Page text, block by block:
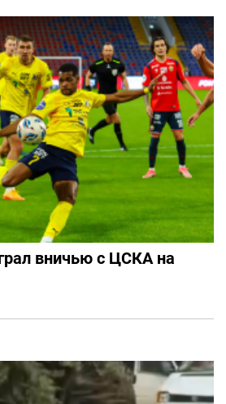
вничью с ЦСКА на